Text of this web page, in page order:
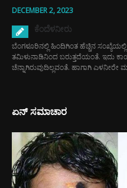
DECEMBER 2, 2023
ಕೆಂದೆಳನೀರು
ಬೆಂಗಳೂರಿನಲ್ಲಿ ಹಿಂದಿಗಿಂತ ಹೆಚ್ಚಿನ
ತಮಿಳುನಾಡಿನಿಂದ ಬರುತ್ತದೆಯಂತೆ. ಇದು
ಚೆನ್ನಾಗಿರುವುದಿಲ್ಲವಂತೆ. ಹಾಗಾಗಿ ಎಳನೀರೇ
ಏನ್ ಸಮಾಚಾರ